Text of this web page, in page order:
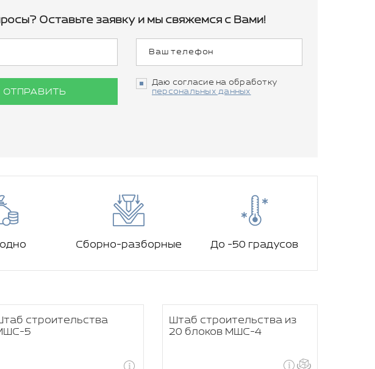
Оставьте заявку и мы свяжемся с Вами!
ОТПРАВИТЬ
Даю согласие на обработку
персональных данных
Сборно-разборные До -50 градусов
строительства
5
Штаб строительства из
20 блоков МШС-4